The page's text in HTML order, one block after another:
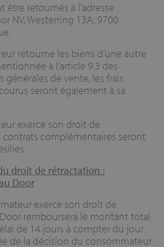
être retournés à l’adresse
NV, Westerring 13A, 9700
retourne les biens d’une autre
à l’article 9.3 des
de vente, les frais
seront également à sa
exerce son droit de
complémentaires seront
droit de rétractation :
Door
exerce son droit de
remboursera le montant total
de 14 jours à compter du jour
de la décision du consommateur